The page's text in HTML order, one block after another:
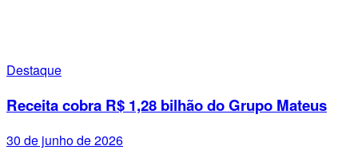
Destaque
Receita cobra R$ 1,28 bilhão do Grupo Mateus
30 de junho de 2026